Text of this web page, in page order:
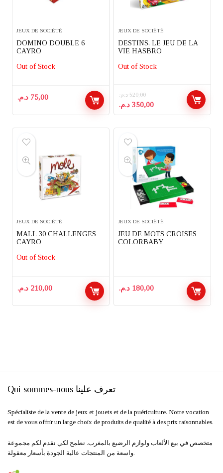
JEUX DE SOCIÉTÉ
DOMINO DOUBLE 6
CAYRO
Out of Stock
75,00 د.م.
JEUX DE SOCIÉTÉ
DESTINS, LE JEU DE LA
VIE HASBRO
Out of Stock
520,00 د.م.
Le
prix
350,00 د.م.
Le
prix
JEUX DE SOCIÉTÉ
MALL 30 CHALLENGES
CAYRO
Out of Stock
210,00 د.م.
JEUX DE SOCIÉTÉ
JEU DE MOTS CROISES
COLORBABY
180,00 د.م.
Qui sommes-nous تعرف علينا
Spécialiste de la vente de jeux et jouets et de la puériculture. Notre vocation
est de vous offrir un large choix de produits de qualité à des prix raisonnables.
متخصص في بيع الألعاب ولوازم الرضيع بالمغرب. نطمح لكي نقدم لكم مجموعة
واسعة من المنتجات عالية الجودة بأسعار معقولة.